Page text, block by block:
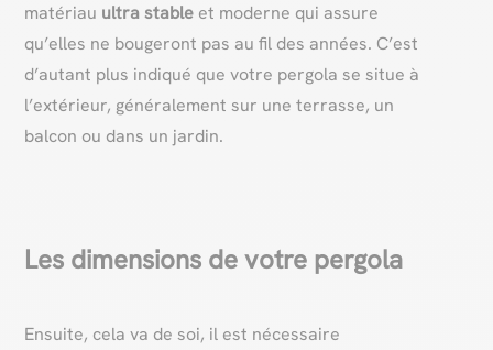
matériau ultra stable et moderne qui assure
qu’elles ne bougeront pas au fil des années. C’est
d’autant plus indiqué que votre pergola se situe à
l’extérieur, généralement sur une terrasse, un
balcon ou dans un jardin.
Les dimensions de votre pergola
Ensuite, cela va de soi, il est nécessaire